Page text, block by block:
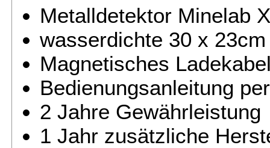
Metalldetektor Minelab
wasserdichte 30 x
Magnetisches
Bedienungsanleitung
2 Jahre Gewährleistung
1 Jahr zusätzliche